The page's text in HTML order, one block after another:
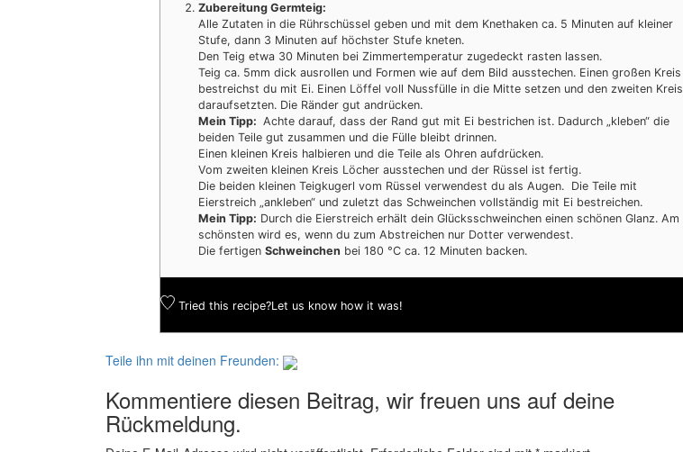
Zubereitung Germteig:
Alle Zutaten in die Rührschüssel geben und mit dem Knethaken ca. 5 Minuten auf kleiner
Stufe, dann 3 Minuten auf höchster Stufe kneten.
Den Teig etwa 30 Minuten bei Zimmertemperatur zugedeckt rasten lassen.
Teig ca. 5mm dick ausrollen und Formen wie auf dem Bild ausstechen. Einen großen Kreis
bestreichst du mit Ei. Einen Löffel voll Nussfülle in die Mitte setzen und den zweiten Kreis
daraufsetzten. Die Ränder gut andrücken.
Mein Tipp: Achte darauf, dass der Rand gut mit Ei bestrichen ist. Dadurch „kleben“ die
beiden Teile gut zusammen und die Fülle bleibt drinnen.
Einen kleinen Kreis halbieren und die Teile als Ohren aufdrücken.
Vom zweiten kleinen Kreis Löcher ausstechen und der Rüssel ist fertig.
Die beiden kleinen Teigkugerl vom Rüssel verwendest du als Augen. Die Teile mit
Eierstreich „ankleben“ und zuletzt das Schweinchen vollständig mit Ei bestreichen.
Mein Tipp: Durch die Eierstreich erhält dein Glücksschweinchen einen schönen Glanz. Am
schönsten wird es, wenn du zum Abstreichen nur Dotter verwendest.
Die fertigen Schweinchen bei 180 °C ca. 12 Minuten backen.
Tried this recipe?Let us know how it was!
Teile ihn mit deinen Freunden:
Kommentiere diesen Beitrag, wir freuen uns auf deine
Rückmeldung.